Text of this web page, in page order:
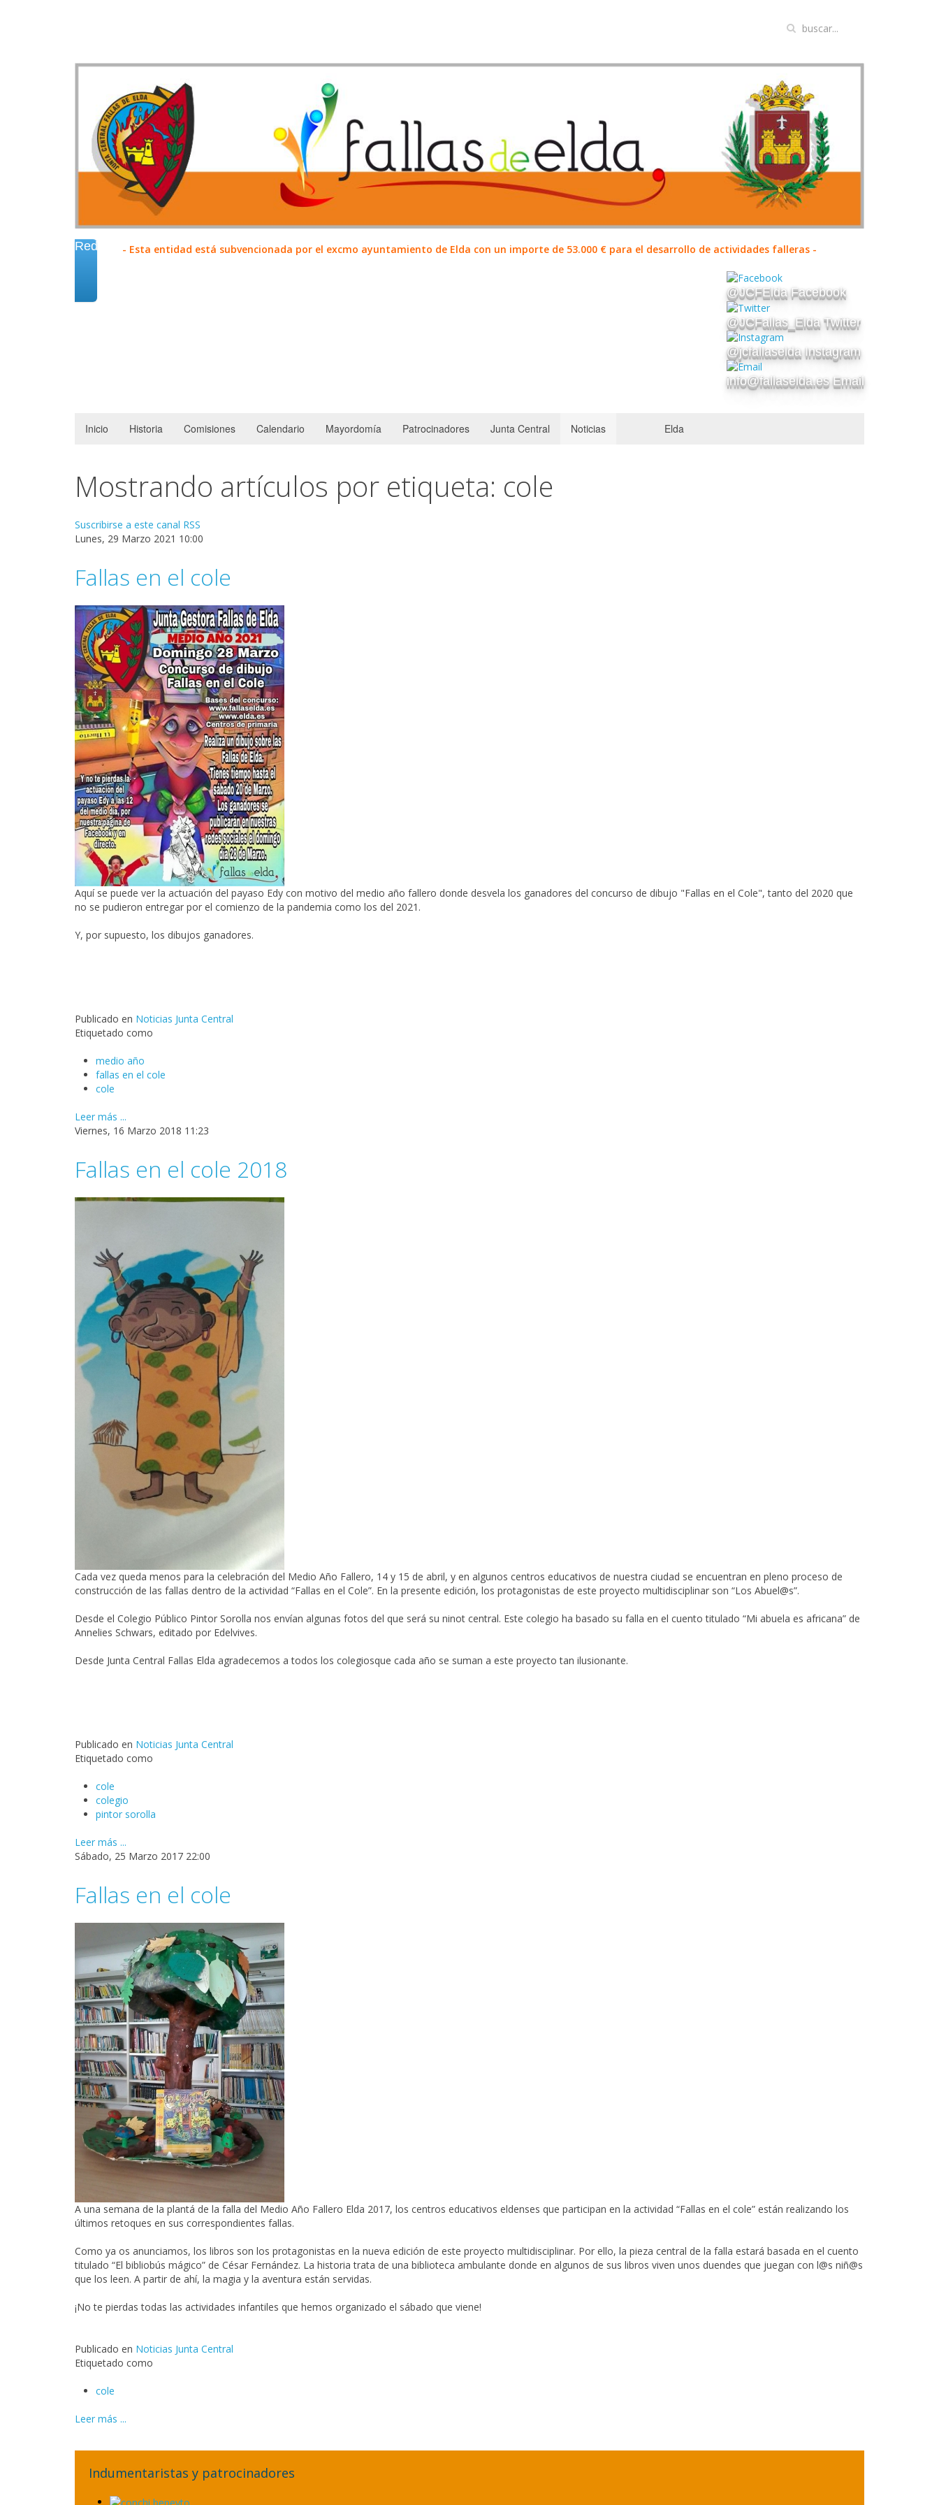
- Esta entidad está subvencionada por el excmo ayuntamiento de Elda con un importe de 53.000 € para el desarrollo de actividades falleras -
Redes
@JCFElda Facebook
@JCFallas_Elda Twitter
@jcfallaselda Instagram
info@fallaselda.es Email
Inicio Historia Comisiones Calendario Mayordomía Patrocinadores Junta Central Noticias Elda
Mostrando artículos por etiqueta: cole
Suscribirse a este canal RSS
Lunes, 29 Marzo 2021 10:00
Fallas en el cole
Aquí se puede ver la actuación del payaso Edy con motivo del medio año fallero donde desvela los ganadores del concurso de dibujo "Fallas en el Cole", tanto del 2020 que
no se pudieron entregar por el comienzo de la pandemia como los del 2021.
Y, por supuesto, los dibujos ganadores.
Publicado en Noticias Junta Central
Etiquetado como
medio año
fallas en el cole
cole
Leer más ...
Viernes, 16 Marzo 2018 11:23
Fallas en el cole 2018
Cada vez queda menos para la celebración del Medio Año Fallero, 14 y 15 de abril, y en algunos centros educativos de nuestra ciudad se encuentran en pleno proceso de
construcción de las fallas dentro de la actividad “Fallas en el Cole”. En la presente edición, los protagonistas de este proyecto multidisciplinar son “Los Abuel@s”.
Desde el Colegio Público Pintor Sorolla nos envían algunas fotos del que será su ninot central. Este colegio ha basado su falla en el cuento titulado “Mi abuela es africana” de
Annelies Schwars, editado por Edelvives.
Desde Junta Central Fallas Elda agradecemos a todos los colegiosque cada año se suman a este proyecto tan ilusionante.
Publicado en Noticias Junta Central
Etiquetado como
cole
colegio
pintor sorolla
Leer más ...
Sábado, 25 Marzo 2017 22:00
Fallas en el cole
A una semana de la plantá de la falla del Medio Año Fallero Elda 2017, los centros educativos eldenses que participan en la actividad “Fallas en el cole” están realizando los
últimos retoques en sus correspondientes fallas.
Como ya os anunciamos, los libros son los protagonistas en la nueva edición de este proyecto multidisciplinar. Por ello, la pieza central de la falla estará basada en el cuento
titulado “El bibliobús mágico” de César Fernández. La historia trata de una biblioteca ambulante donde en algunos de sus libros viven unos duendes que juegan con l@s niñ@s
que los leen. A partir de ahí, la magia y la aventura están servidas.
¡No te pierdas todas las actividades infantiles que hemos organizado el sábado que viene!
Publicado en Noticias Junta Central
Etiquetado como
cole
Leer más ...
Indumentaristas y patrocinadores